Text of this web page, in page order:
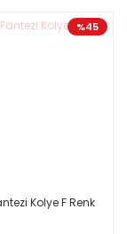
%45
Kolye F Renk